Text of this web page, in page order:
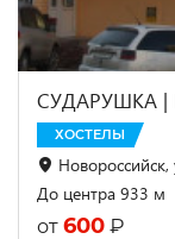
СУДАРУШКА
ХОСТЕЛЫ
До центра 933 м
от 600 ₽